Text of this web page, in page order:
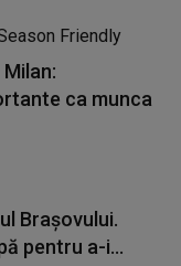
ca munca
Brașovului.
pentru a-i...